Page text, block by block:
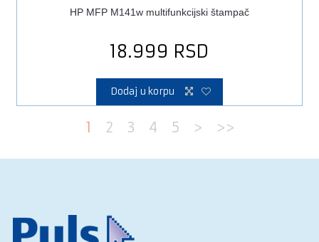
HP MFP M141w multifunkcijski štampač
18.999 RSD
Dodaj u korpu
1 2 3 4 5 > >>